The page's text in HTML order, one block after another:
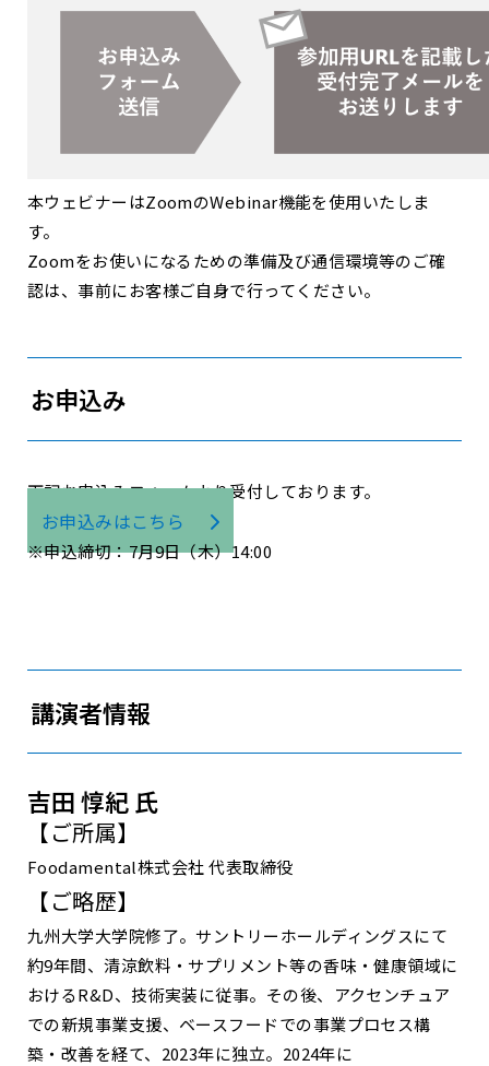
本ウェビナーはZoomのWebinar機能を使用いたしま
す。
Zoomをお使いになるための準備及び通信環境等のご確
認は、事前にお客様ご自身で行ってください。
お申込み
下記お申込みフォームより受付しております。
お申込みはこちら
※申込締切：7月9日（木）14:00
講演者情報
吉田 惇紀 氏
【ご所属】
Foodamental株式会社 代表取締役
【ご略歴】
九州大学大学院修了。サントリーホールディングスにて
約9年間、清涼飲料・サプリメント等の香味・健康領域に
おけるR&D、技術実装に従事。その後、アクセンチュア
での新規事業支援、ベースフードでの事業プロセス構
築・改善を経て、2023年に独立。2024年に